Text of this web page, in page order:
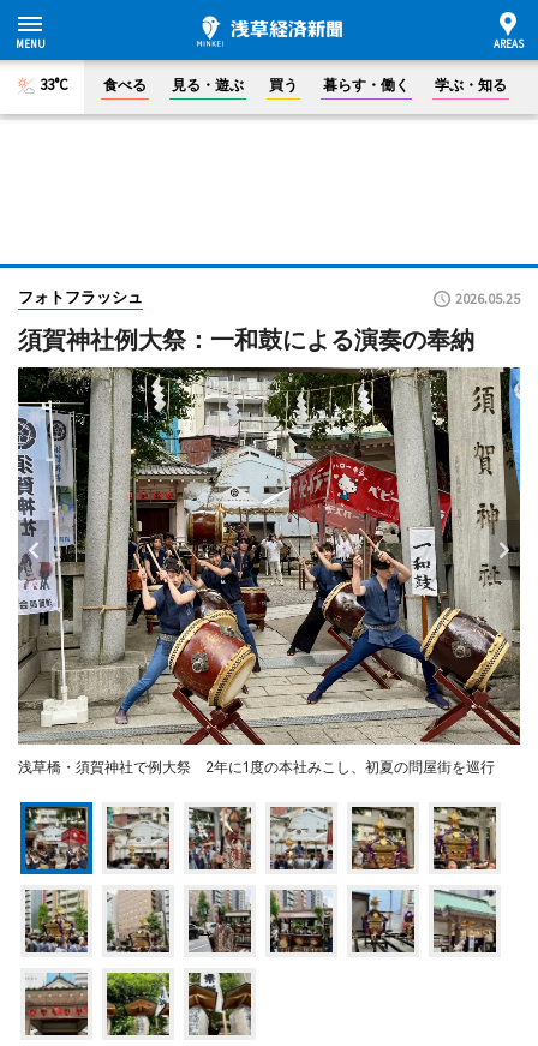
33°C 食べる 見る・遊ぶ 買う 暮らす・働く 学ぶ・知る
フォトフラッシュ 2026.05.25
須賀神社例大祭：一和鼓による演奏の奉納
浅草橋・須賀神社で例大祭 2年に1度の本社みこし、初夏の問屋街を巡行